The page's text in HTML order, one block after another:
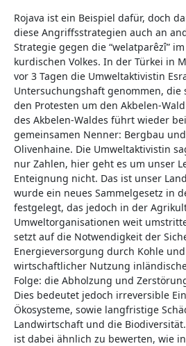
Rojava ist ein Beispiel dafür, doch
diese Angriffsstrategien auch an
Strategie gegen die “welatparêzî”
kurdischen Volkes. In der Türkei in
vor 3 Tagen die Umweltaktivistin
Untersuchungshaft genommen,
den Protesten um den Akbelen-
des Akbelen-Waldes führt wieder
gemeinsamen Nenner: Bergbau
Olivenhaine. Die Umweltaktivistin
nur Zahlen, hier geht es um unser
Enteignung nicht. Das ist unser
wurde ein neues Sammelgesetz in
festgelegt, das jedoch in der
Umweltorganisationen weit
setzt auf die Notwendigkeit der
Energieversorgung durch Kohle
wirtschaftlicher Nutzung
Folge: die Abholzung und
Dies bedeutet jedoch irreversible
Ökosysteme, sowie langfristige
Landwirtschaft und die
ist dabei ähnlich zu bewerten, wie